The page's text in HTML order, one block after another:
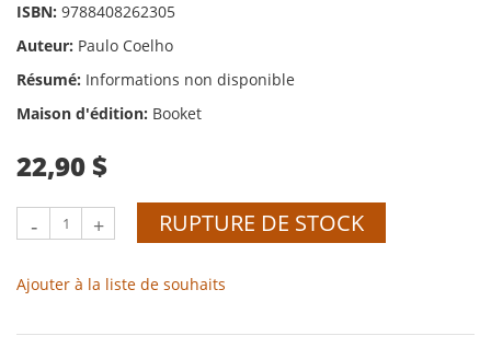
ISBN: 9788408262305
Auteur: Paulo Coelho
Résumé: Informations non disponible
Maison d'édition: Booket
22,90 $
- + RUPTURE DE STOCK
Ajouter à la liste de souhaits